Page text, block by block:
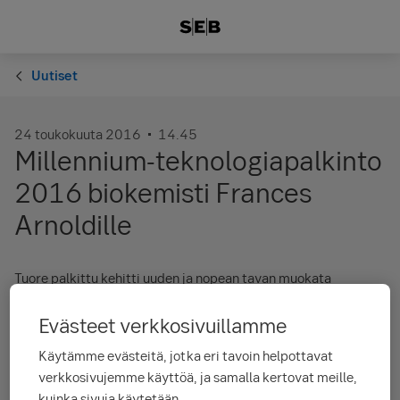
Uutiset
24 toukokuuta 2016 14.45
Millennium-teknologiapalkinto
2016 biokemisti Frances
Arnoldille
Tuore palkittu kehitti uuden ja nopean tavan muokata
uusiutumattomia ja kalliita raaka-aineita käyttävää tuotantoa
voidaan korvata kestävän kehityksen mukaisesti useilla
teollisuuden aloilla.
Tuore palkittu kehitti uuden ja nopean tavan muokata
Evästeet verkkosivuillamme
Käytämme evästeitä, jotka eri tavoin helpottavat
verkkosivujemme käyttöä, ja samalla kertovat meille,